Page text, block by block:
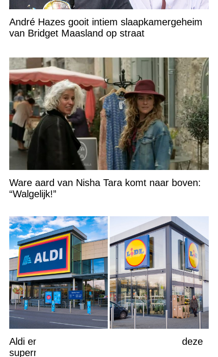
André Hazes gooit intiem slaapkamergeheim
van Bridget Maasland op straat
Ware aard van Nisha Tara komt naar boven:
“Walgelijk!”
Aldi en Lidl niet langer de goedkoopste: deze
supermarkt pakt nu de winst en zijn